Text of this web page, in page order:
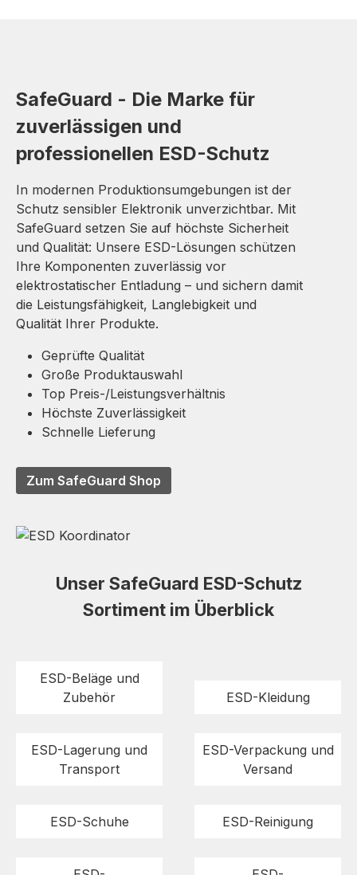
SafeGuard - Die Marke für
zuverlässigen und
professionellen ESD-Schutz
In modernen Produktionsumgebungen ist der
Schutz sensibler Elektronik unverzichtbar. Mit
SafeGuard setzen Sie auf höchste Sicherheit
und Qualität: Unsere ESD-Lösungen schützen
Ihre Komponenten zuverlässig vor
elektrostatischer Entladung – und sichern damit
die Leistungsfähigkeit, Langlebigkeit und
Qualität Ihrer Produkte.
Geprüfte Qualität
Große Produktauswahl
Top Preis-/Leistungsverhältnis
Höchste Zuverlässigkeit
Schnelle Lieferung
Zum SafeGuard Shop
Unser SafeGuard ESD-Schutz
Sortiment im Überblick
ESD-Beläge und
Zubehör
ESD-Kleidung
ESD-Lagerung und
Transport
ESD-Verpackung und
Versand
ESD-Schuhe ESD-Reinigung